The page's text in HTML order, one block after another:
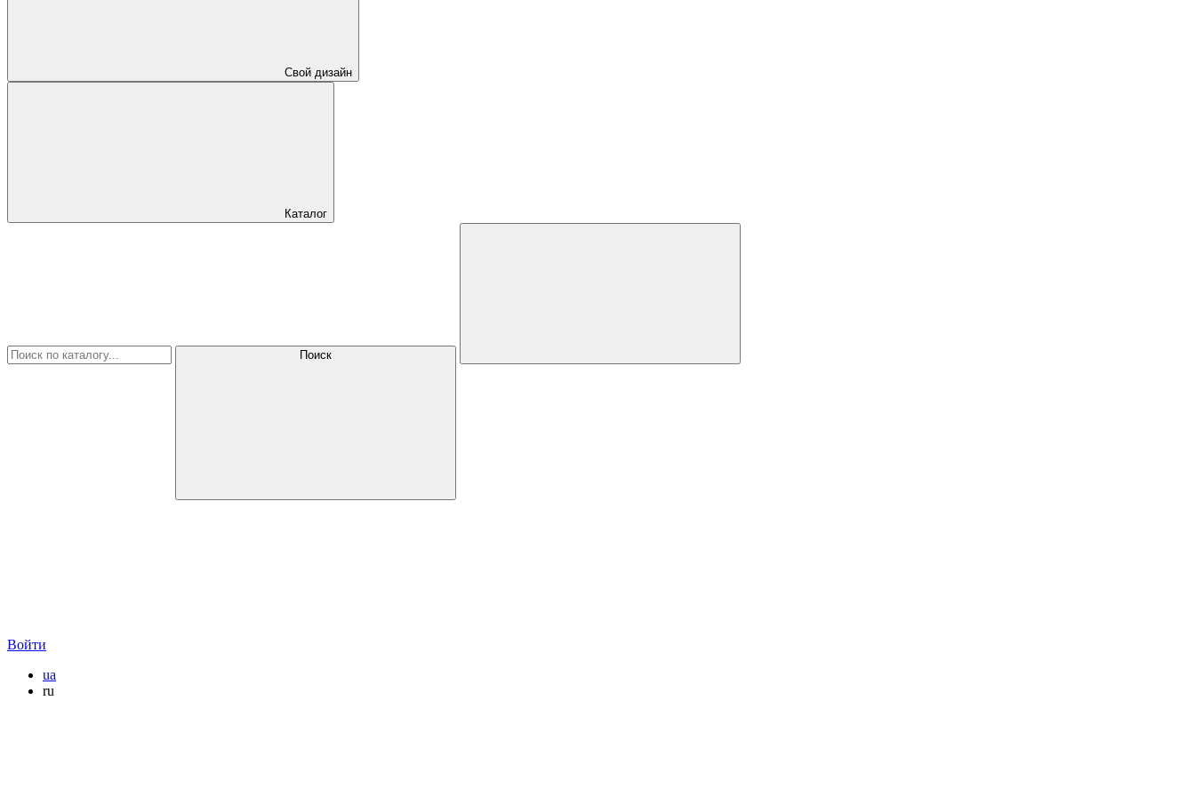
Свой дизайн
Каталог
Поиск
Войти
ua
ru